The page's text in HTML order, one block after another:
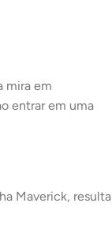
mira em
entrar em uma
Maverick, resulta